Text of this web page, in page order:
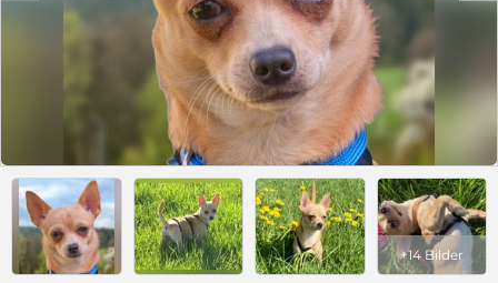
+14 Bilder